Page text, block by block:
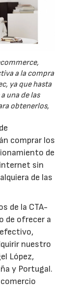
a la compra
ya que hasta
una de las
obtenerlos,
comprar los
de
sin
de las
de la CTA-
de ofrecer a
nuestro
López,
y Portugal.